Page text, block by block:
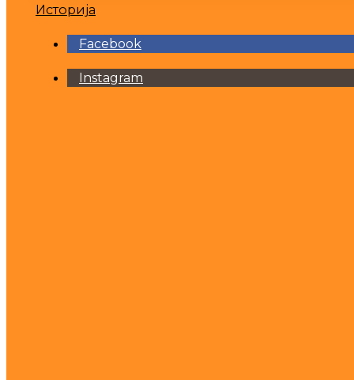
Историја
Facebook
Instagram